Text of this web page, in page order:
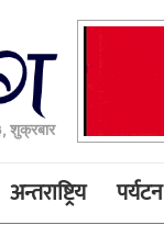
शुक्रबार
अन्तराष्ट्रिय पर्यटन